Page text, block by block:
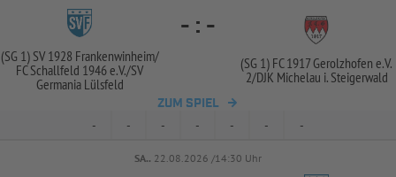
(SG 1) SV 1928 Frankenwinheim/
FC Schallfeld 1946 e.V./SV
Germania Lülsfeld
- : -
(SG 1) FC 1917 Gerolzhofen e.V.
2/DJK Michelau i. Steigerwald
ZUM SPIEL
- - - - - - -
SA.. 22.08.2026 /14:30 Uhr